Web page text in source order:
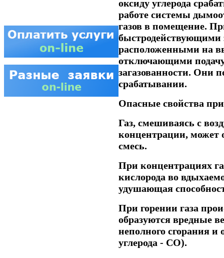
оксиду углерода
работе системы
газов в помещение.
расположенными на
отключающими подачу
загазованности. Они
срабатывании.
Опасные свойства
Газ, смешиваясь с
концентрации, может
смесь.
При концентрациях
кислорода во
удушающая
При горении газа
образуются вредные
неполного сгорания и
углерода - СО).